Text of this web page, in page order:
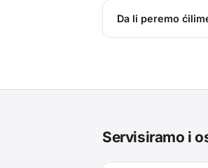
Da li peremo
Servisiramo i